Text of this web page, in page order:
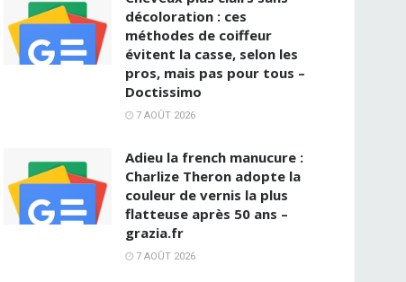
décoloration : ces
méthodes de coiffeur
évitent la casse, selon les
pros, mais pas pour tous –
Doctissimo
7 AOÛT 2026
Adieu la french manucure :
Charlize Theron adopte la
couleur de vernis la plus
flatteuse après 50 ans –
grazia.fr
7 AOÛT 2026